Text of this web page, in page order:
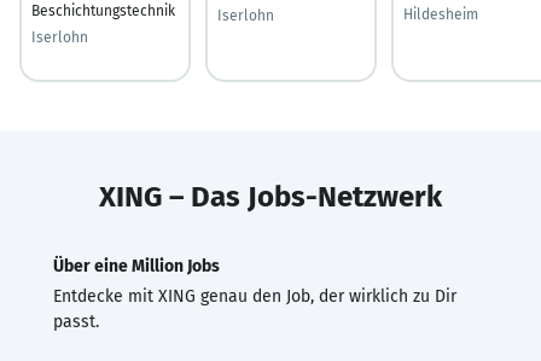
Beschichtungstechnik
Iserlohn
Iserlohn
Hildesheim
XING – Das Jobs-Netzwerk
Über eine Million Jobs
Entdecke mit XING genau den Job, der wirklich zu Dir
passt.